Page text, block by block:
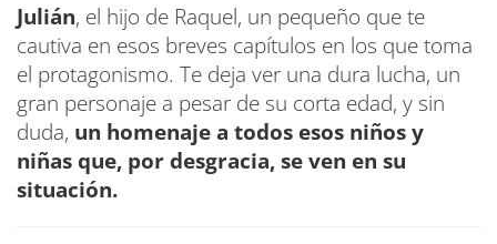
Julián, el hijo de Raquel, un pequeño que te
cautiva en esos breves capítulos en los que toma
el protagonismo. Te deja ver una dura lucha, un
gran personaje a pesar de su corta edad, y sin
duda, un homenaje a todos esos niños y
niñas que, por desgracia, se ven en su
situación.